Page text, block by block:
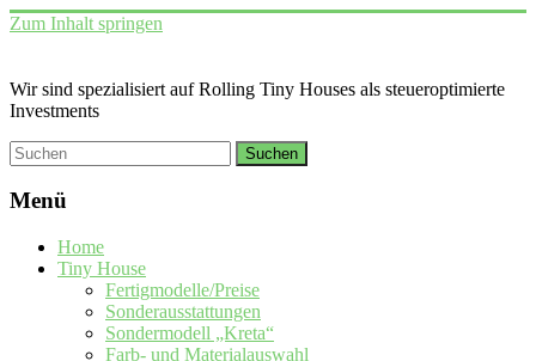
Zum Inhalt springen
Wir sind spezialisiert auf Rolling Tiny Houses als steueroptimierte
Investments
Menü
Home
Tiny House
Fertigmodelle/Preise
Sonderausstattungen
Sondermodell „Kreta“
Farb- und Materialauswahl